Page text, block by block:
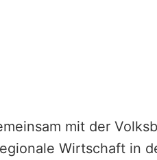
mit der
Wirtschaft in